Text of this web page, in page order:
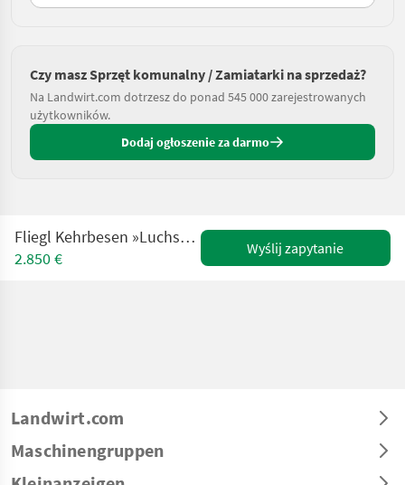
Czy masz Sprzęt komunalny / Zamiatarki na sprzedaż?
Na Landwirt.com dotrzesz do ponad 545 000 zarejestrowanych
użytkowników.
Dodaj ogłoszenie za darmo
Fliegl Kehrbesen »Luchs« mit Anfahrtsrollen und Eckbese
2.850 €
Wyślij zapytanie
Landwirt.com
Maschinengruppen